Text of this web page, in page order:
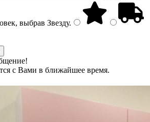
выбрав Звезду.
с Вами в ближайшее время.